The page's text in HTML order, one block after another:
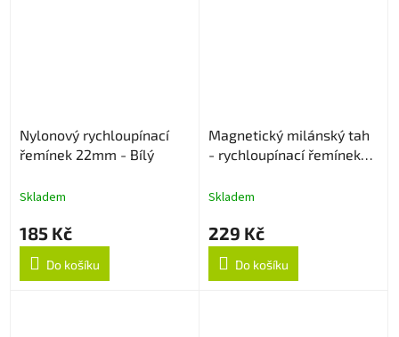
Nylonový rychloupínací
řemínek 22mm - Bílý
Skladem
185 Kč
Do košíku
Magnetický milánský tah
- rychloupínací řemínek
Skladem
229 Kč
Do košíku